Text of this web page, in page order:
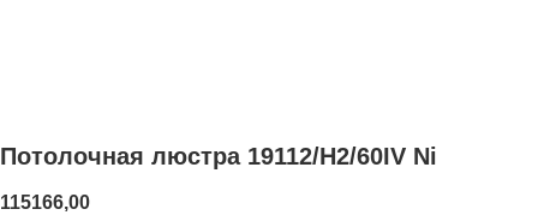
Потолочная люстра 19112/H2/60IV Ni
115166,00